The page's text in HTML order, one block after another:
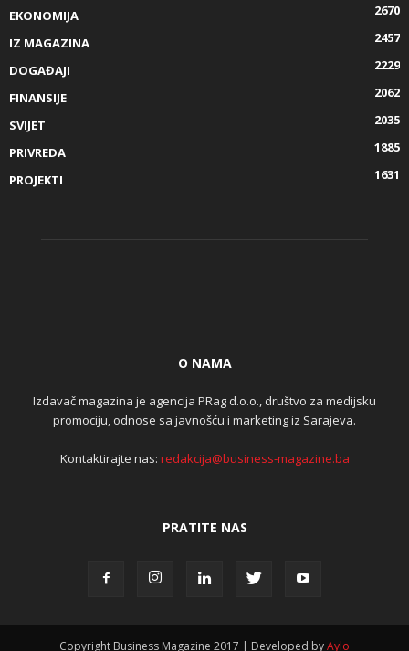
EKONOMIJA
2670
IZ MAGAZINA
2457
DOGAĐAJI
2229
FINANSIJE
2062
SVIJET
2035
PRIVREDA
1885
PROJEKTI
1631
O NAMA
Izdavač magazina je agencija PRag d.o.o., društvo za medijsku
promociju, odnose sa javnošću i marketing iz Sarajeva.
Kontaktirajte nas: redakcija@business-magazine.ba
PRATITE NAS
Copyright Business Magazine 2017 | Developed byAylo